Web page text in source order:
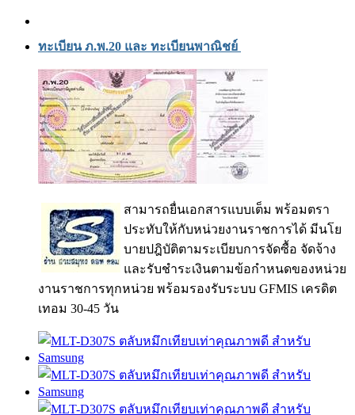
ทะเบียน ภ.พ.20 และ ทะเบียนพาณิชย์
สามารถยื่นเอกสารแบบเต็ม พร้อมตรา
ประทับให้กับหน่วยงานราชการได้ มีนโย
บายปฎิบัติตามระเบียบการจัดซื้อ จัดจ้าง
และรับชำระเงินตามข้อกำหนดของหน่วย
งานราชการทุกหน่วย พร้อมรองรับระบบ GFMIS เครดิต
เทอม 30-45 วัน